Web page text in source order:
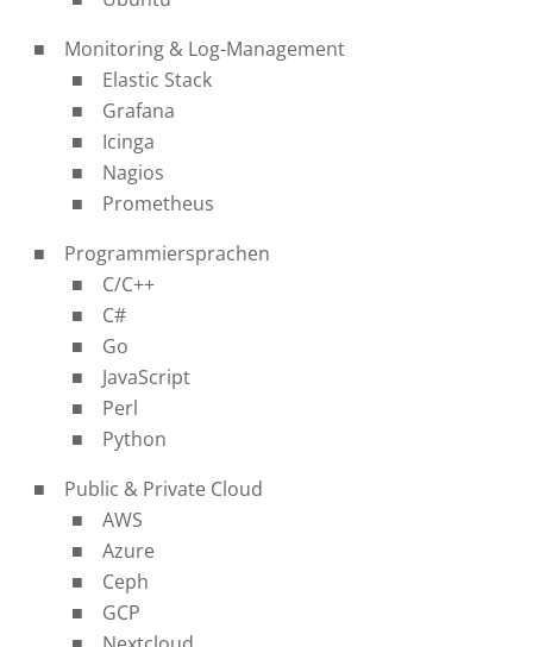
Monitoring & Log-Management
Elastic Stack
Grafana
Icinga
Nagios
Prometheus
Programmiersprachen
C/C++
C#
Go
JavaScript
Perl
Python
Public & Private Cloud
AWS
Azure
Ceph
GCP